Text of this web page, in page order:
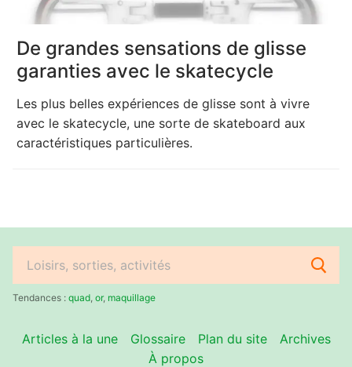
De grandes sensations de glisse
garanties avec le skatecycle
Les plus belles expériences de glisse sont à vivre
avec le skatecycle, une sorte de skateboard aux
caractéristiques particulières.
Rechercher
:Tendances : quad or, maquillage
Articles à la une Glossaire Plan du site
Archives
À propos